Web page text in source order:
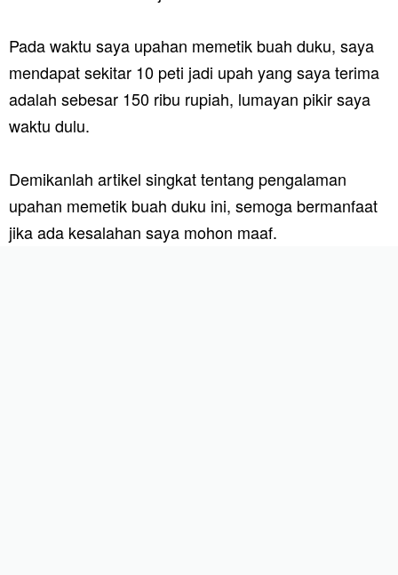
Pada waktu saya upahan memetik buah duku, saya
mendapat sekitar 10 peti jadi upah yang saya terima
adalah sebesar 150 ribu rupiah, lumayan pikir saya
waktu dulu.
Demikanlah artikel singkat tentang pengalaman
upahan memetik buah duku ini, semoga bermanfaat
jika ada kesalahan saya mohon maaf.